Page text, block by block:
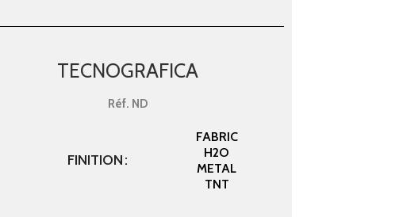
TECNOGRAFICA
Réf. ND
FINITION
FABRIC
H2O
METAL
TNT